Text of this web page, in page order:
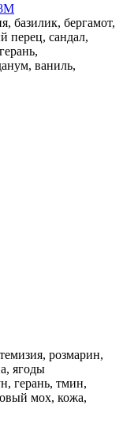
базилик, бергамот,
перец, сандал,
ваниль,
розмарин,
ягоды
герань, тмин,
мох, кожа,